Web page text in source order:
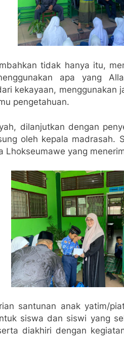
tidak hanya itu,
apa yang
kekayaan, menggunakan
pengetahuan.
dilanjutkan dengan
oleh kepala madrasah.
Lhokseumawe yang
santunan anak yatim/
siswa dan siswi yang
diakhiri dengan